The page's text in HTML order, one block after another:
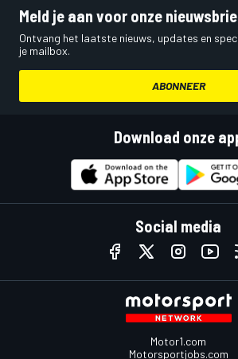
Meld je aan voor onze
Ontvang het laatste nieuws, updates en
je mailbox.
ABONNEER
Download onze
Social media
Motor1.com
Motorsportjobs.com